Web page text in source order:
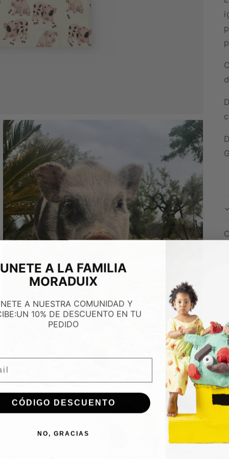
elemento
multimedia
de
galería
UNETE A LA FAMILIA
MORADUIX
A NUESTRA COMUNIDAD Y
10% DE DESCUENTO EN TU
PEDIDO
CÓDIGO DESCUENTO
NO, GRACIAS